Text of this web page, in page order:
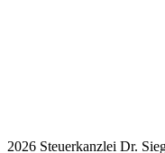
2026 Steuerkanzlei Dr.